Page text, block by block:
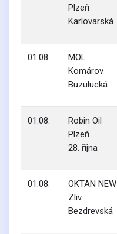
Plzeň
Karlovarská
01.08.
MOL
Komárov
Buzulucká
01.08.
Robin Oil
Plzeň
28. října
01.08.
OKTAN NEW
Zliv
Bezdrevská